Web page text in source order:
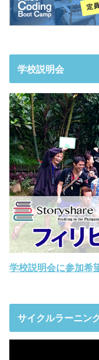
学校説明会
学校説明会に参加希
サイクルラーニン